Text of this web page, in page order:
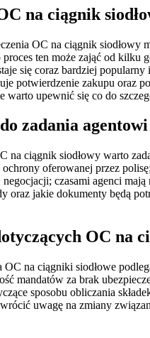
na ciągnik
OC na ciągnik
ten może zająć od
się coraz bardziej
potwierdzenie zakupu oraz
warto upewnić się co do
zadania
na ciągnik siodłowy warto
oferowanej przez
czasami agenci
oraz jakie dokumenty będą
OC na
na ciągniki siodłowe
mandatów za brak
sposobu obliczania
uwagę na zmiany